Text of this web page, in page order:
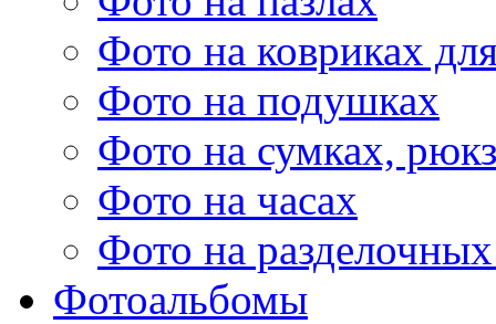
Фото на ковриках
Фото на подушках
Фото на сумках,
Фото на часах
Фото на
Фотоальбомы